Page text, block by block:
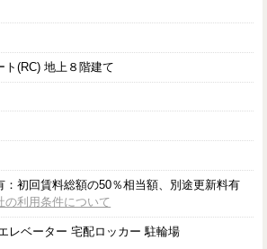
ト(RC) 地上８階建て
：初回賃料総額の50％相当額、別途更新料有
利用条件について
レベーター 宅配ロッカー 駐輪場